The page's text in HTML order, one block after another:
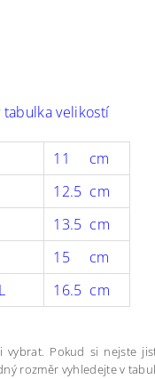
velikostí
11 cm
12.5 cm
13.5 cm
15 cm
16.5 cm
Pokud si nejste
rozměr vyhledejte v